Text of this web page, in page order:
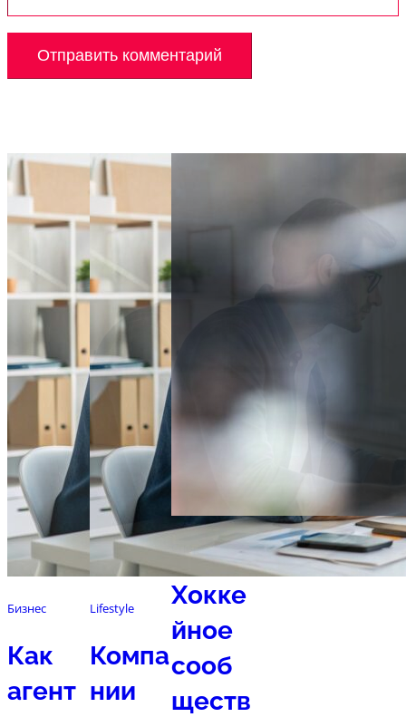
Бизнес
Как
агент
Lifestyle
Компа
нии
Спорт
Хокке
йное
сооб
ществ